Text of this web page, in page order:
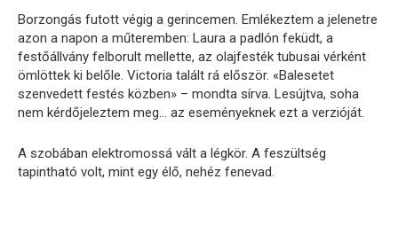
Borzongás futott végig a gerincemen. Emlékeztem a jelenetre
azon a napon a műteremben: Laura a padlón feküdt, a
festőállvány felborult mellette, az olajfesték tubusai vérként
ömlöttek ki belőle. Victoria talált rá először. «Balesetet
szenvedett festés közben» – mondta sírva. Lesújtva, soha
nem kérdőjeleztem meg… az eseményeknek ezt a verzióját.
A szobában elektromossá vált a légkör. A feszültség
tapintható volt, mint egy élő, nehéz fenevad.